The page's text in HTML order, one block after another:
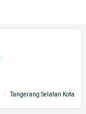
Tangerang Selatan Kota